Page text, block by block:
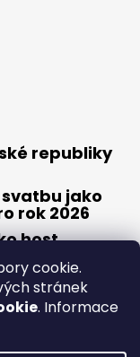
cookie.
stránek
. Informace
republiky
jako
rok 2026
host
podmínky